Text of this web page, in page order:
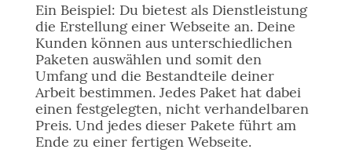
Ein Beispiel: Du bietest als Dienstleistung
die Erstellung einer Webseite an. Deine
Kunden können aus unterschiedlichen
Paketen auswählen und somit den
Umfang und die Bestandteile deiner
Arbeit bestimmen. Jedes Paket hat dabei
einen festgelegten, nicht verhandelbaren
Preis. Und jedes dieser Pakete führt am
Ende zu einer fertigen Webseite.